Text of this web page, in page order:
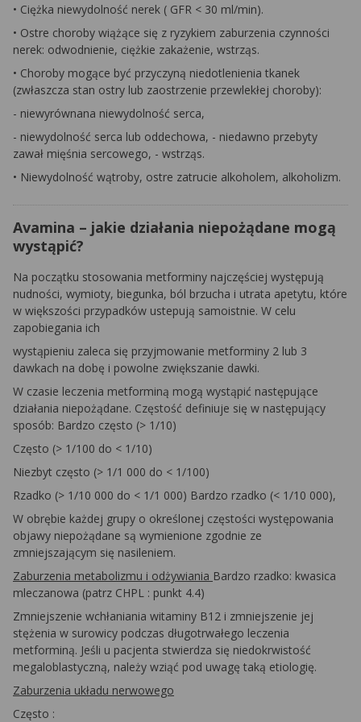
• Ciężka niewydolność nerek ( GFR < 30 ml/min).
• Ostre choroby wiążące się z ryzykiem zaburzenia czynności
nerek: odwodnienie, ciężkie zakażenie, wstrząs.
• Choroby mogące być przyczyną niedotlenienia tkanek
(zwłaszcza stan ostry lub zaostrzenie przewlekłej choroby):
- niewyrównana niewydolność serca,
- niewydolność serca lub oddechowa, - niedawno przebyty
zawał mięśnia sercowego, - wstrząs.
• Niewydolność wątroby, ostre zatrucie alkoholem, alkoholizm.
Avamina – jakie działania niepożądane mogą
wystąpić?
Na początku stosowania metforminy najczęściej występują
nudności, wymioty, biegunka, ból brzucha i utrata apetytu, które
w większości przypadków ustepują samoistnie. W celu
zapobiegania ich
wystąpieniu zaleca się przyjmowanie metforminy 2 lub 3
dawkach na dobę i powolne zwiększanie dawki.
W czasie leczenia metforminą mogą wystąpić następujące
działania niepożądane. Częstość definiuje się w następujący
sposób: Bardzo często (> 1/10)
Często (> 1/100 do < 1/10)
Niezbyt często (> 1/1 000 do < 1/100)
Rzadko (> 1/10 000 do < 1/1 000) Bardzo rzadko (< 1/10 000),
W obrębie każdej grupy o określonej częstości występowania
objawy niepożądane są wymienione zgodnie ze
zmniejszającym się nasileniem.
Zaburzenia metabolizmu i odżywiania Bardzo rzadko: kwasica
mleczanowa (patrz CHPL : punkt 4.4)
Zmniejszenie wchłaniania witaminy B12 i zmniejszenie jej
stężenia w surowicy podczas długotrwałego leczenia
metforminą. Jeśli u pacjenta stwierdza się niedokrwistość
megaloblastyczną, należy wziąć pod uwagę taką etiologię.
Zaburzenia układu nerwowego
Często :